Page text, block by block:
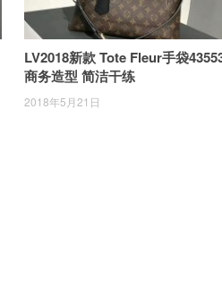
LV2018新款 Tote Fleur手袋
商务造型 简洁干练
2018年5月21日